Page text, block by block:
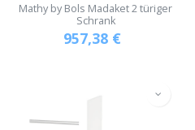
Mathy by Bols Madaket 2 türiger
Schrank
957,38 €